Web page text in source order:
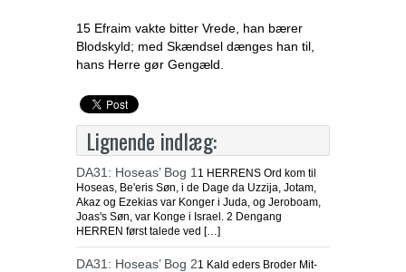
15 Efraim vakte bitter Vrede, han bærer
Blodskyld; med Skændsel dænges han til,
hans Herre gør Gengæld.
Lignende indlæg:
DA31: Hoseas’ Bog 1 1 HERRENS Ord kom til
Hoseas, Be'eris Søn, i de Dage da Uzzija, Jotam,
Akaz og Ezekias var Konger i Juda, og Jeroboam,
Joas's Søn, var Konge i Israel. 2 Dengang
HERREN først talede ved […]
DA31: Hoseas’ Bog 21 Kald eders Broder Mit-